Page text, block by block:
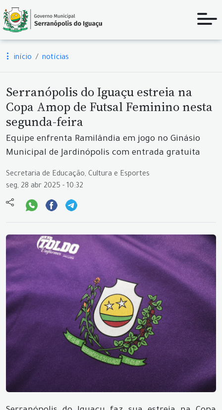
início notícias
Serranópolis do Iguaçu estreia na
Copa Amop de Futsal Feminino nesta
segunda-feira
Equipe enfrenta Ramilândia em jogo no Ginásio
Municipal de Jardinópolis com entrada gratuita
Secretaria de Educação, Cultura e Esportes
seg, 28 abr 2025 - 10:32